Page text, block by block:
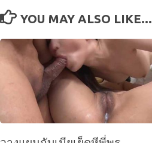
YOU MAY ALSO LIKE...